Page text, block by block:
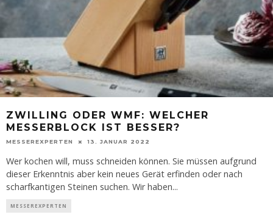
ZWILLING ODER WMF: WELCHER
MESSERBLOCK IST BESSER?
MESSEREXPERTEN 13. JANUAR 2022
Wer kochen will, muss schneiden können. Sie müssen aufgrund
dieser Erkenntnis aber kein neues Gerät erfinden oder nach
scharfkantigen Steinen suchen. Wir haben...
MESSEREXPERTEN